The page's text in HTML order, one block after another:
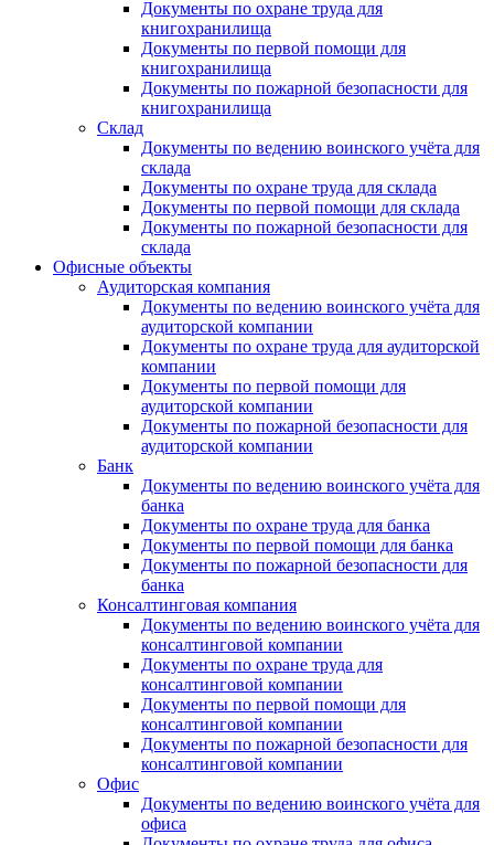
Документы по охране труда для
книгохранилища
Документы по первой помощи для
книгохранилища
Документы по пожарной безопасности для
книгохранилища
Склад
Документы по ведению воинского учёта для
склада
Документы по охране труда для склада
Документы по первой помощи для склада
Документы по пожарной безопасности для
склада
Офисные объекты
Аудиторская компания
Документы по ведению воинского учёта для
аудиторской компании
Документы по охране труда для аудиторской
компании
Документы по первой помощи для
аудиторской компании
Документы по пожарной безопасности для
аудиторской компании
Банк
Документы по ведению воинского учёта для
банка
Документы по охране труда для банка
Документы по первой помощи для банка
Документы по пожарной безопасности для
банка
Консалтинговая компания
Документы по ведению воинского учёта для
консалтинговой компании
Документы по охране труда для
консалтинговой компании
Документы по первой помощи для
консалтинговой компании
Документы по пожарной безопасности для
консалтинговой компании
Офис
Документы по ведению воинского учёта для
офиса